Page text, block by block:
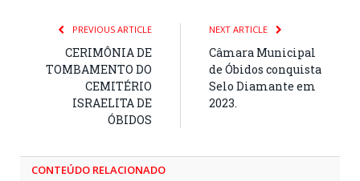
PREVIOUS ARTICLE
CERIMÔNIA DE
TOMBAMENTO DO
CEMITÉRIO
ISRAELITA DE
ÓBIDOS
NEXT ARTICLE
Câmara Municipal
de Óbidos conquista
Selo Diamante em
2023.
CONTEÚDO RELACIONADO